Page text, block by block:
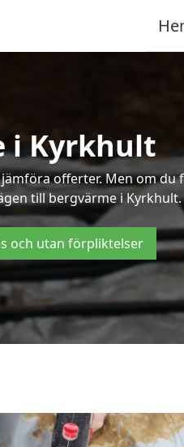
i Kyrkhult
offerter. Men om
till bergvärme i Kyrkhult.
och utan förpliktelser